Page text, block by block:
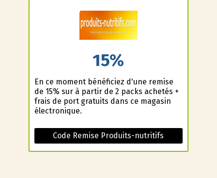
15%
En ce moment bénéficiez d'une remise
de 15% sur à partir de 2 packs achetés +
frais de port gratuits dans ce magasin
électronique.
Code Remise Produits-nutritifs